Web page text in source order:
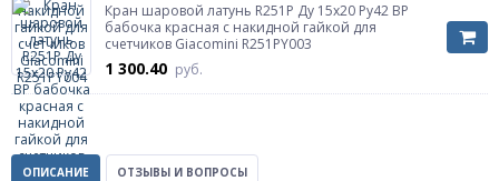
Кран шаровой латунь R251P Ду 15х20 Ру42 ВР
бабочка красная с накидной гайкой для
счетчиков Giacomini R251PY003
1 300.40 руб.
ОПИСАНИЕ ОТЗЫВЫ И ВОПРОСЫ